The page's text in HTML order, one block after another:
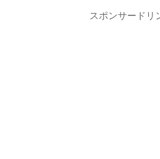
スポンサードリ